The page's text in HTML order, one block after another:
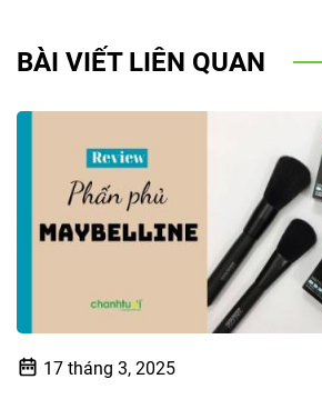
BÀI VIẾT LIÊN QUAN
17 tháng 3, 2025